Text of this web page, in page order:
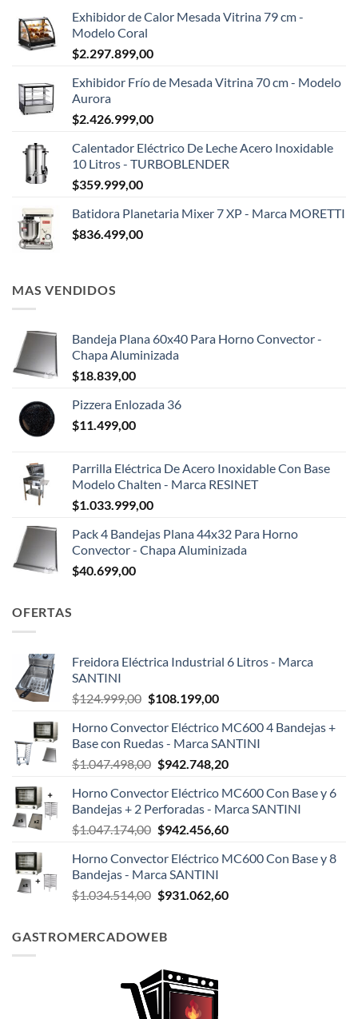
Exhibidor de Calor Mesada Vitrina 79 cm -
Modelo Coral
$2.297.899,00
Exhibidor Frío de Mesada Vitrina 70 cm - Modelo
Aurora
$2.426.999,00
Calentador Eléctrico De Leche Acero Inoxidable
10 Litros - TURBOBLENDER
$359.999,00
Batidora Planetaria Mixer 7 XP - Marca MORETTI
$836.499,00
MAS VENDIDOS
Bandeja Plana 60x40 Para Horno Convector -
Chapa Aluminizada
$18.839,00
Pizzera Enlozada 36
$11.499,00
Parrilla Eléctrica De Acero Inoxidable Con Base
Modelo Chalten - Marca RESINET
$1.033.999,00
Pack 4 Bandejas Plana 44x32 Para Horno
Convector - Chapa Aluminizada
$40.699,00
OFERTAS
Freidora Eléctrica Industrial 6 Litros - Marca
SANTINI
$124.999,00 El
original
era:
$124.999,00.
$108.199,00El
actual
es:
$108.199,00.
Horno Convector Eléctrico MC600 4 Bandejas +
Base con Ruedas - Marca SANTINI
$1.047.498,00 El
original
era:
$1.047.498,00.
$942.748,20El
actual
es:
$942.748,20.
Horno Convector Eléctrico MC600 Con Base y 6
Bandejas + 2 Perforadas - Marca SANTINI
$1.047.174,00 El
original
era:
$1.047.174,00.
$942.456,60El
actual
$942.456,60.
Horno Convector Eléctrico MC600 Con Base y 8
Bandejas - Marca SANTINI
$1.034.514,00 El
era:
$931.062,60El
GASTROMERCADOWEB